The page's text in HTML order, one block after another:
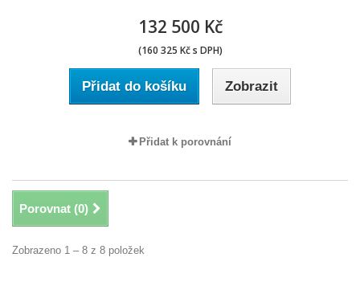
132 500 Kč
(160 325 Kč s DPH)
Přidat do košíku Zobrazit
Přidat k porovnání
Porovnat (0)
Zobrazeno 1 – 8 z 8 položek